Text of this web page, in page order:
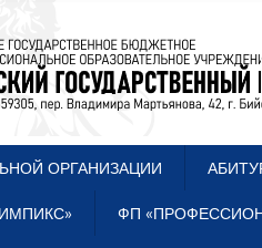
ОРГАНИЗАЦИИ
ФП